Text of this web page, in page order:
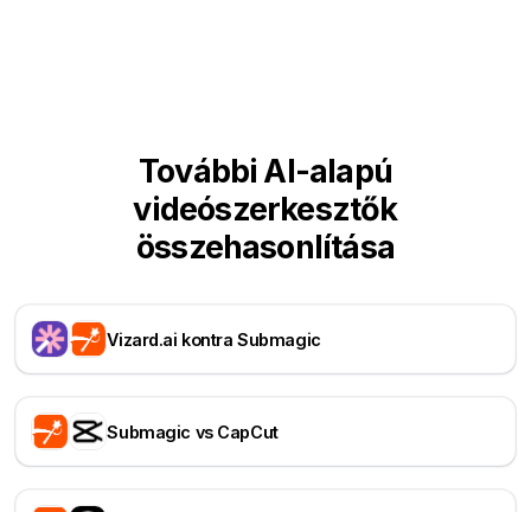
További AI-alapú
videószerkesztők
összehasonlítása
Vizard.ai kontra Submagic
Submagic vs CapCut